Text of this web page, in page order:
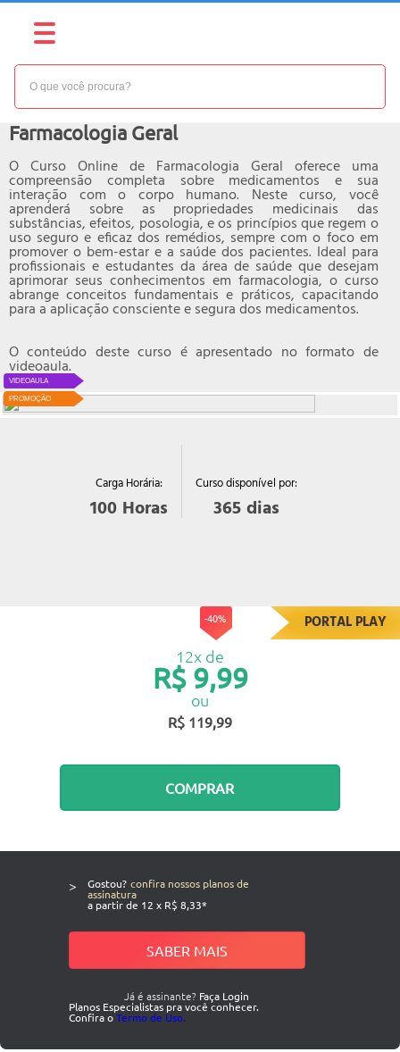
VIDEOAULA
PROMOÇÃO
Carga Horária:
100 Horas
Curso disponível por:
365 dias
NÍVEL: INTERMEDIÁRIO
Farmacologia Geral
O Curso Online de Farmacologia Geral oferece uma
compreensão completa sobre medicamentos e sua
interação com o corpo humano. Neste curso, você
aprenderá sobre as propriedades medicinais das
substâncias, efeitos, posologia, e os princípios que regem o
uso seguro e eficaz dos remédios, sempre com o foco em
promover o bem-estar e a saúde dos pacientes. Ideal para
profissionais e estudantes da área de saúde que desejam
aprimorar seus conhecimentos em farmacologia, o curso
abrange conceitos fundamentais e práticos, capacitando
para a aplicação consciente e segura dos medicamentos.
O conteúdo deste curso é apresentado no formato de
videoaula.
-40% PORTAL PLAY
R$ 119,99
12x de
R$ 9,99
ou
COMPRAR
> Gostou? confira nossos planos de
assinatura
a partir de 12 x R$ 8,33*
SABER MAIS
Já é assinante? Faça Login
Planos Especialistas pra você conhecer.
Confira oTermo de Uso.